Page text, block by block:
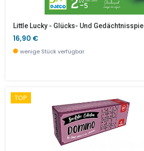
Little Lucky - Glücks- Und Gedächtnisspiel
16,90 €
wenige Stück verfügbar
TOP